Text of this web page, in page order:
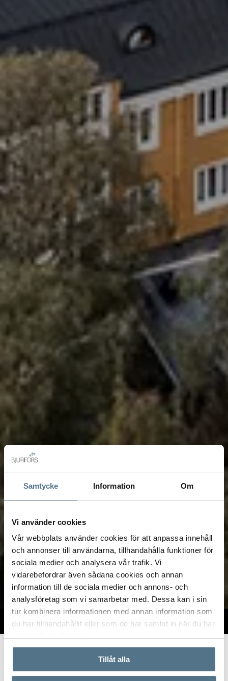
Samtycke Information Om
Vi använder cookies
Vår webbplats använder cookies för att anpassa innehåll
och annonser till användarna, tillhandahålla funktioner för
sociala medier och analysera vår trafik. Vi
vidarebefordrar även sådana cookies och annan
information till de sociala medier och annons- och
analysföretag som vi samarbetar med. Dessa kan i sin
tur kombinera informationen med annan information som
du har tillhandahållit eller som de har samlat in när du har
Tillåt alla
TILL SALU VI PÅ KONTORET VÄRDERA